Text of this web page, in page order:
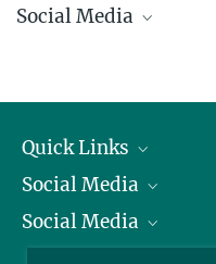
Social Media
Mastodon
TikTok
Youtube
Quick Links
Präsident
Zahlen und Fakten
Social Media
Bluesky
Social Media